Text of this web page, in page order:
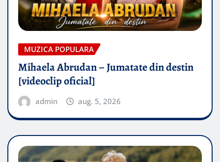
MUZICA POPULARA
Mihaela Abrudan – Jumatate din destin
[videoclip oficial]
admin aug. 5, 2026